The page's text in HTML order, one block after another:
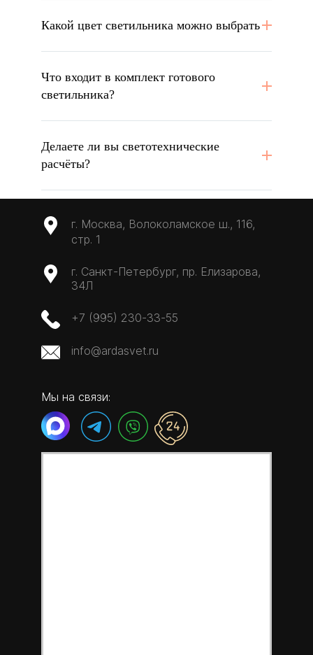
Какой цвет светильника можно выбрать
Что входит в комплект готового
светильника?
Делаете ли вы светотехнические
расчёты?
г. Москва, Волоколамское ш., 116,
стр. 1
г. Санкт-Петербург, пр. Елизарова,
34Л
+7 (995) 230-33-55
info@ardasvet.ru
Мы на связи: